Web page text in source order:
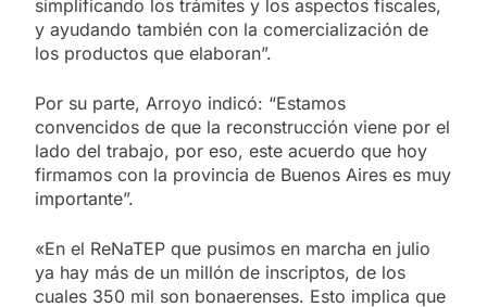
simplificando los trámites y los aspectos fiscales,
y ayudando también con la comercialización de
los productos que elaboran”.
Por su parte, Arroyo indicó: “Estamos
convencidos de que la reconstrucción viene por el
lado del trabajo, por eso, este acuerdo que hoy
firmamos con la provincia de Buenos Aires es muy
importante”.
«En el ReNaTEP que pusimos en marcha en julio
ya hay más de un millón de inscriptos, de los
cuales 350 mil son bonaerenses. Esto implica que